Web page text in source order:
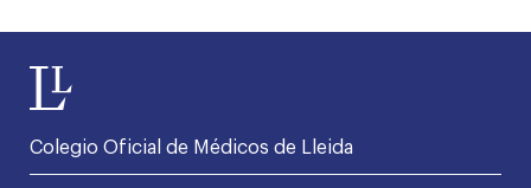
Colegio Oficial de Médicos de Lleida